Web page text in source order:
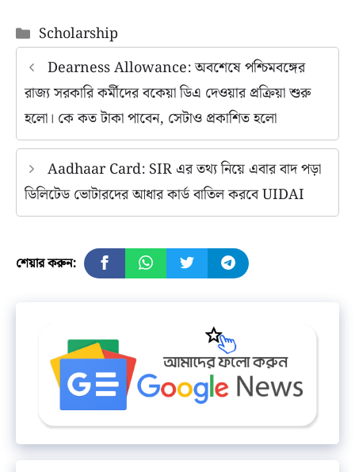
Categories
Scholarship
Dearness Allowance: অবশেষে পশ্চিমবঙ্গের
রাজ্য সরকারি কর্মীদের বকেয়া ডিএ দেওয়ার প্রক্রিয়া শুরু
হলো। কে কত টাকা পাবেন, সেটাও প্রকাশিত হলো
Aadhaar Card: SIR এর তথ্য নিয়ে এবার বাদ পড়া
ডিলিটেড ভোটারদের আধার কার্ড বাতিল করবে UIDAI
শেয়ার করুন: